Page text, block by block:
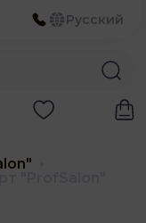
Русский